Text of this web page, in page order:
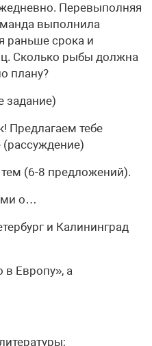
Перевыполняя
выполнила
раньше срока и
Сколько рыбы должна
плану?
задание)
Предлагаем тебе
(6-8 предложений).
о…
и Калининград
в Европу», а